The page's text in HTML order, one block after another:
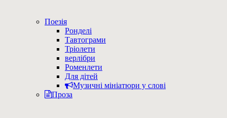
Поезія
Ронделі
Тавтограми
Тріолети
верлібри
Роменлети
Для дітей
Музичні мініатюри у слові
Проза